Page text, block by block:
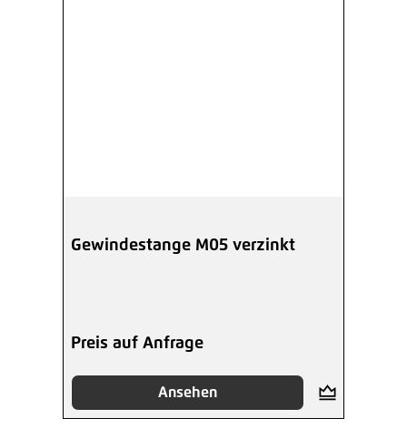
Gewindestange M05 verzinkt
Preis auf Anfrage
Ansehen